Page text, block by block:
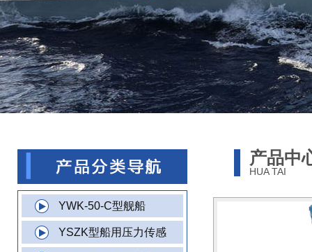
YWK-50-C型舰船
YSZK型船用压力传感
产品中
HUA TAI